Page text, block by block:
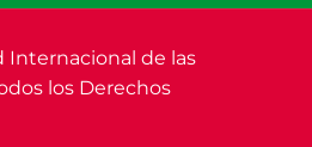
Internacional de las
los Derechos